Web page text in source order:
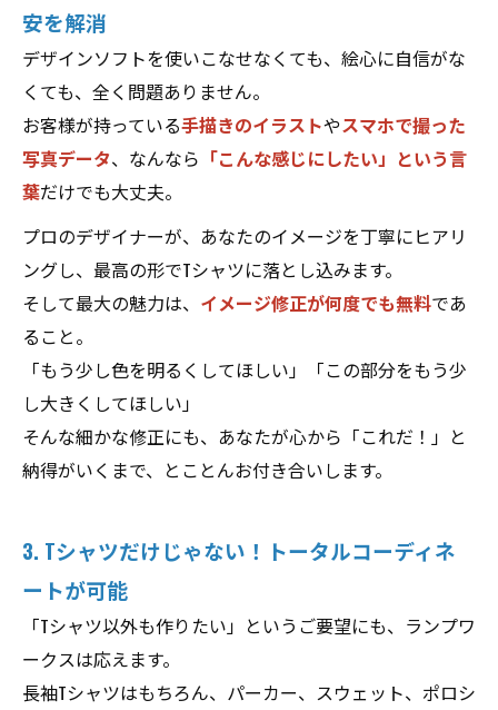
安を解消
デザインソフトを使いこなせなくても、絵心に自信がな
くても、全く問題ありません。
お客様が持っている手描きのイラストやスマホで撮った
写真データ、なんなら 「こんな感じにしたい」という言
葉だけでも大丈夫。
プロのデザイナーが、あなたのイメージを丁寧にヒアリ
ングし、最高の形でTシャツに落とし込みます。
そして最大の魅力は、 イメージ修正が何度でも無料であ
ること。
「もう少し色を明るくしてほしい」「この部分をもう少
し大きくしてほしい」
そんな細かな修正にも、あなたが心から「これだ！」と
納得がいくまで、とことんお付き合いします。
3. Tシャツだけじゃない！トータルコーディネ
ートが可能
「Tシャツ以外も作りたい」というご要望にも、ランプワ
ークスは応えます。
長袖Tシャツはもちろん、パーカー、スウェット、ポロシ